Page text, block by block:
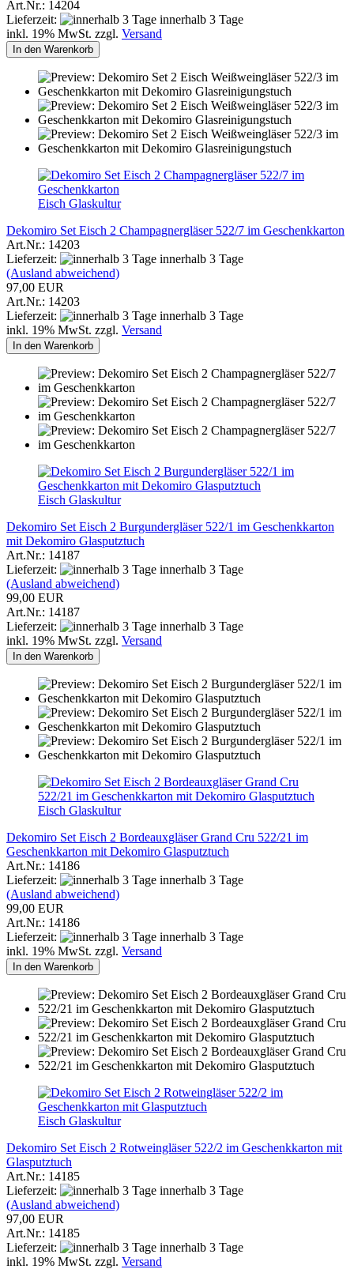
Art.Nr.: 14204
Lieferzeit:
innerhalb 3 Tage
inkl. 19% MwSt. zzgl. Versand
In den Warenkorb
Eisch Glaskultur
Dekomiro Set Eisch 2 Champagnergläser 522/7 im Geschenkkarton
Art.Nr.: 14203
Lieferzeit:
innerhalb 3 Tage
(Ausland abweichend)
97,00 EUR
Art.Nr.: 14203
Lieferzeit:
innerhalb 3 Tage
inkl. 19% MwSt. zzgl. Versand
In den Warenkorb
Eisch Glaskultur
Dekomiro Set Eisch 2 Burgundergläser 522/1 im Geschenkkarton
mit Dekomiro Glasputztuch
Art.Nr.: 14187
Lieferzeit:
innerhalb 3 Tage
(Ausland abweichend)
99,00 EUR
Art.Nr.: 14187
Lieferzeit:
innerhalb 3 Tage
inkl. 19% MwSt. zzgl. Versand
In den Warenkorb
Eisch Glaskultur
Dekomiro Set Eisch 2 Bordeauxgläser Grand Cru 522/21 im
Geschenkkarton mit Dekomiro Glasputztuch
Art.Nr.: 14186
Lieferzeit:
innerhalb 3 Tage
(Ausland abweichend)
99,00 EUR
Art.Nr.: 14186
Lieferzeit:
innerhalb 3 Tage
inkl. 19% MwSt. zzgl. Versand
In den Warenkorb
Eisch Glaskultur
Dekomiro Set Eisch 2 Rotweingläser 522/2 im Geschenkkarton mit
Glasputztuch
Art.Nr.: 14185
Lieferzeit:
innerhalb 3 Tage
(Ausland abweichend)
97,00 EUR
Art.Nr.: 14185
Lieferzeit:
innerhalb 3 Tage
inkl. 19% MwSt. zzgl. Versand